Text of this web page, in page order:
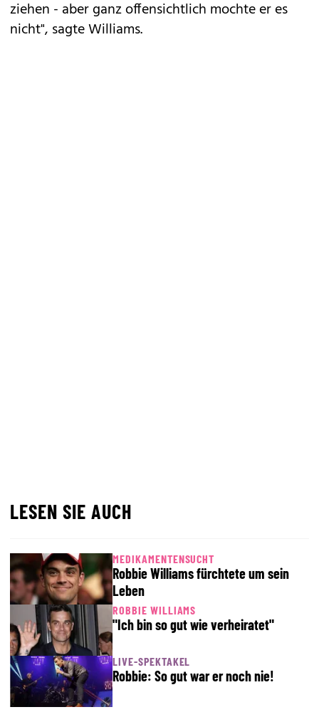
ziehen - aber ganz offensichtlich mochte er es
nicht", sagte Williams.
LESEN SIE AUCH
MEDIKAMENTENSUCHT
Robbie Williams fürchtete um sein
Leben
ROBBIE WILLIAMS
"Ich bin so gut wie verheiratet"
LIVE-SPEKTAKEL
Robbie: So gut war er noch nie!